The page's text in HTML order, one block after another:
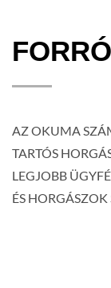
AZ OKUMA
TARTÓS
LEGJOBB
ÉS